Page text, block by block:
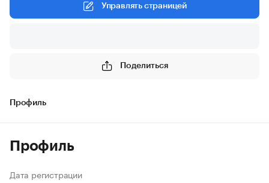
Управлять страницей
Поделиться
Профиль
Профиль
Дата регистрации